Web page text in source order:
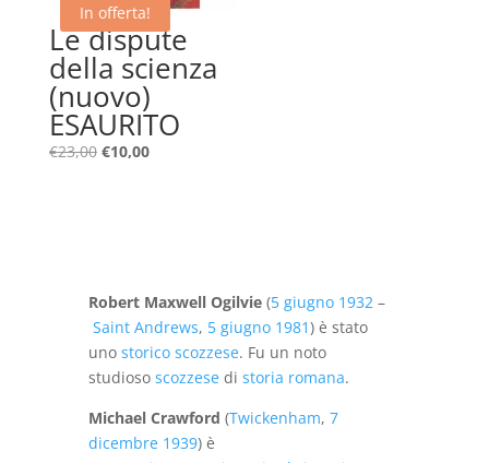
In offerta!
Le dispute
della scienza
(nuovo)
ESAURITO
€23,00 Il
€10,00Il
Robert Maxwell Ogilvie(5 giugno 1932–
Saint Andrews, 5 giugno 1981) è stato
uno storico scozzese. Fu un noto
studioso scozzesedi storia romana.
Michael Crawford (Twickenham, 7
dicembre 1939) è